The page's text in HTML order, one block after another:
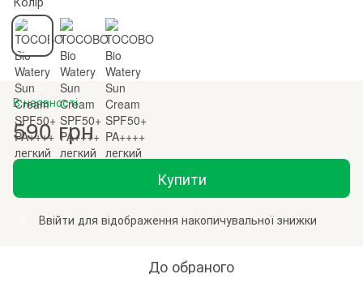
В наявності
590 грн
Купити
Ввійти для відображення накопичувальної знижки
До обраного